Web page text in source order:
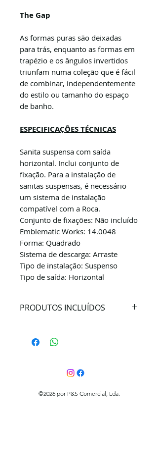
The Gap
As formas puras são deixadas
para trás, enquanto as formas em
trapézio e os ângulos invertidos
triunfam numa coleção que é fácil
de combinar, independentemente
do estilo ou tamanho do espaço
de banho.
ESPECIFICAÇÕES TÉCNICAS
Sanita suspensa com saída
horizontal. Inclui conjunto de
fixação. Para a instalação de
sanitas suspensas, é necessário
um sistema de instalação
compatível com a Roca.
Conjunto de fixações: Não incluído
Emblematic Works: 14.0048
Forma: Quadrado
Sistema de descarga: Arraste
Tipo de instalação: Suspenso
Tipo de saída: Horizontal
PRODUTOS INCLUÍDOS
©2026 por P&S Comercial, Lda.